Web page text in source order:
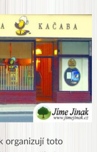
organizují toto